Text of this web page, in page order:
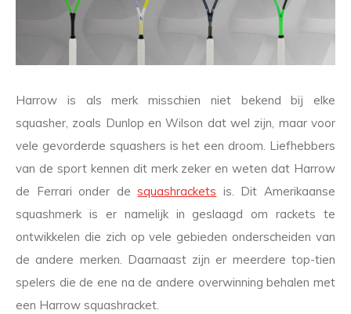
Harrow is als merk misschien niet bekend bij elke
squasher, zoals Dunlop en Wilson dat wel zijn, maar voor
vele gevorderde squashers is het een droom. Liefhebbers
van de sport kennen dit merk zeker en weten dat Harrow
de Ferrari onder desquashrackets is. Dit Amerikaanse
squashmerk is er namelijk in geslaagd om rackets te
ontwikkelen die zich op vele gebieden onderscheiden van
de andere merken. Daarnaast zijn er meerdere top-tien
spelers die de ene na de andere overwinning behalen met
een Harrow squashracket.